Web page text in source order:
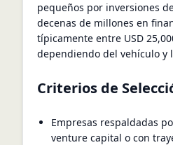
pequeños por inversiones
decenas de millones en
típicamente entre USD
dependiendo del vehículo y
Criterios de
Empresas respaldadas
venture capital o con